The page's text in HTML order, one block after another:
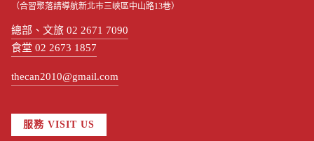
（合習聚落請導航新北市三峽區中山路13巷）
總部、文旅 02 2671 7090
食堂 02 2673 1857
thecan2010@gmail.com
服務 VISIT US